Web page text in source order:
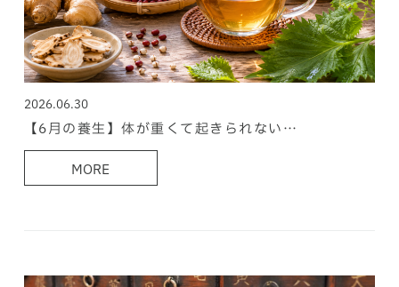
2026.06.30
【6月の養生】体が重くて起きられない…
MORE